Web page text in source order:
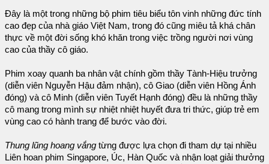
Đây là một trong những bộ phim tiêu biểu tôn vinh những đức tính
cao đẹp của nhà giáo Việt Nam, trong đó cũng miêu tả khá chân
thực về một đời sống khó khăn trong việc trồng người nơi vùng
cao của thầy cô giáo.
Phim xoay quanh ba nhân vật chính gồm thầy Tành-Hiệu trưởng
(diễn viên Nguyễn Hậu đảm nhận), cô Giao (diễn viên Hồng Ánh
đóng) và cô Minh (diễn viên Tuyết Hạnh đóng) đều là những thầy
cô mang trong mình sự nhiệt nhiệt huyết đưa tri thức, giúp trẻ em
vùng cao có hành trang để bước vào đời.
Thung lũng hoang vắng từng được lựa chọn đi tham dự tại nhiều
Liên hoan phim Singapore, Úc, Hàn Quốc và nhận loạt giải thưởng